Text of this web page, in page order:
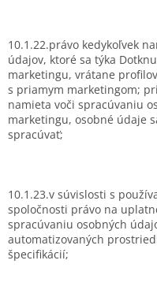
10.1.22.právo kedykoľvek
údajov, ktoré sa týka
marketingu, vrátane
s priamym marketingom;
namieta voči spracúvaniu
marketingu, osobné údaje
spracúvať;
10.1.23.v súvislosti s
spoločnosti právo na
spracúvaniu osobných
automatizovaných
špecifikácií;